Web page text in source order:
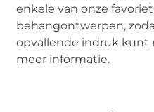
enkele van onze
behangontwerpen,
opvallende indruk kunt
meer informatie.